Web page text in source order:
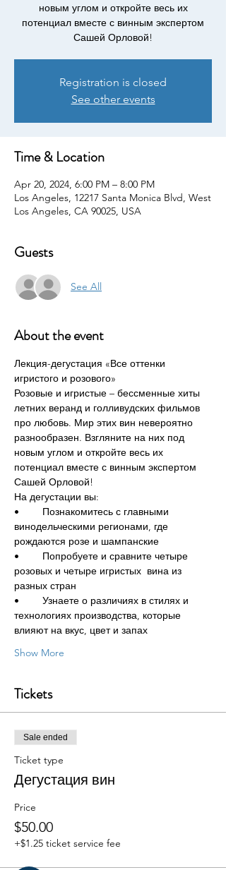
новым углом и откройте весь их
потенциал вместе с винным экспертом
Сашей Орловой!
Registration is closed
See other events
Time & Location
Apr 20, 2024, 6:00 PM – 8:00 PM
Los Angeles, 12217 Santa Monica Blvd, West
Los Angeles, CA 90025, USA
Guests
See All
About the event
Лекция-дегустация «Все оттенки
игристого и розового»
Розовые и игристые – бессменные хиты
летних веранд и голливудских фильмов
про любовь. Мир этих вин невероятно
разнообразен. Взгляните на них под
новым углом и откройте весь их
потенциал вместе с винным экспертом
Сашей Орловой!
На дегустации вы:
•	Познакомитесь с главными
винодельческими регионами, где
рождаются розе и шампанские
•	Попробуете и сравните четыре
розовых и четыре игристых  вина из
разных стран
•	Узнаете о различиях в стилях и
технологиях производства, которые
влияют на вкус, цвет и запах
Show More
Tickets
Sale ended
Ticket type
Дегустация вин
Price
$50.00
+$1.25 ticket service fee